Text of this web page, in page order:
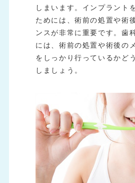
しまいます。インプラント
ためには、術前の処置や術
ンスが非常に重要です。歯
には、術前の処置や術後の
をしっかり行っているかど
しましょう。